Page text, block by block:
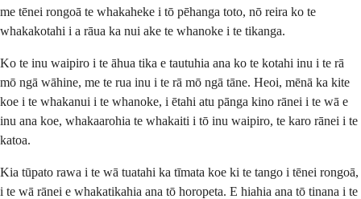
me tēnei rongoā te whakaheke i tō pēhanga toto, nō reira ko te
whakakotahi i a rāua ka nui ake te whanoke i te tikanga.
Ko te inu waipiro i te āhua tika e tautuhia ana ko te kotahi inu i te rā
mō ngā wāhine, me te rua inu i te rā mō ngā tāne. Heoi, mēnā ka kite
koe i te whakanui i te whanoke, i ētahi atu pānga kino rānei i te wā e
inu ana koe, whakaarohia te whakaiti i tō inu waipiro, te karo rānei i te
katoa.
Kia tūpato rawa i te wā tuatahi ka tīmata koe ki te tango i tēnei rongoā,
i te wā rānei e whakatikahia ana tō horopeta. E hiahia ana tō tinana i te